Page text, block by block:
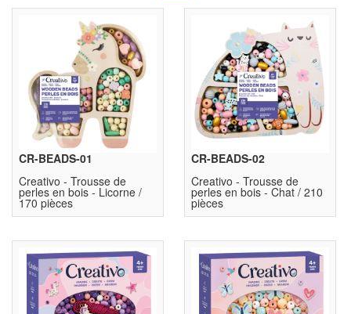
CR-BEADS-01
Creativo - Trousse de
perles en bois - Licorne /
170 pièces
CR-BEADS-02
Creativo - Trousse de
perles en bois - Chat / 210
pièces